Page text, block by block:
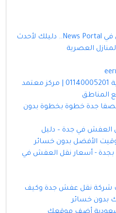
قسم التصميم الداخلي في News Portal.. دليلك لأحدث
العصرية
صيانة كريازي الاسكندرية 01140005201 | مركز معتمد
المناطق
جدة خطوة بخطوة بدون
العفش في جدة – دليل
الأفضل بدون خسائر
- أسعار نقل العفش في
شركة نقل عفش جدة وكيف
بدون خسائر